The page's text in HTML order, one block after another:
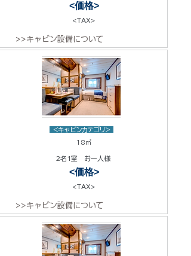
<価格>
<TAX>
>>キャビン設備について
<キャビンカテゴリ>
18㎡
2名1室 お一人様
<価格>
<TAX>
>>キャビン設備について